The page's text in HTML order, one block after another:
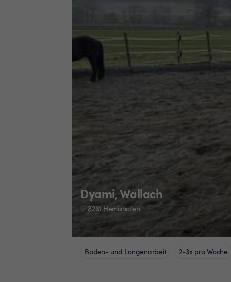
Dyami, Wallach
8261 Hemishofen
Boden- und Longenarbeit 2-3x pro Woche